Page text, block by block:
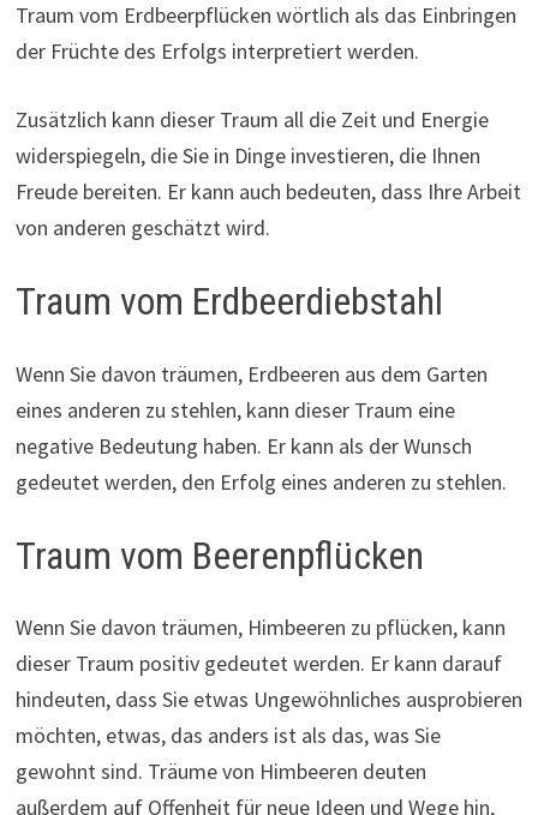
Traum vom Erdbeerpflücken wörtlich als das Einbringen
der Früchte des Erfolgs interpretiert werden.
Zusätzlich kann dieser Traum all die Zeit und Energie
widerspiegeln, die Sie in Dinge investieren, die Ihnen
Freude bereiten. Er kann auch bedeuten, dass Ihre Arbeit
von anderen geschätzt wird.
Traum vom Erdbeerdiebstahl
Wenn Sie davon träumen, Erdbeeren aus dem Garten
eines anderen zu stehlen, kann dieser Traum eine
negative Bedeutung haben. Er kann als der Wunsch
gedeutet werden, den Erfolg eines anderen zu stehlen.
Traum vom Beerenpflücken
Wenn Sie davon träumen, Himbeeren zu pflücken, kann
dieser Traum positiv gedeutet werden. Er kann darauf
hindeuten, dass Sie etwas Ungewöhnliches ausprobieren
möchten, etwas, das anders ist als das, was Sie
gewohnt sind. Träume von Himbeeren deuten
außerdem auf Offenheit für neue Ideen und Wege hin,